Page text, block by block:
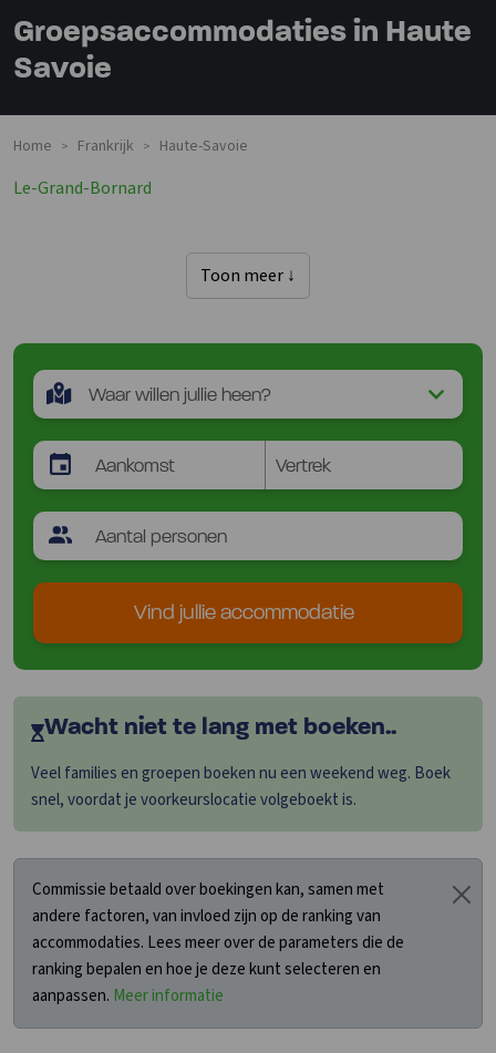
Groepsaccommodaties in Haute
Savoie
Home > Frankrijk > Haute-Savoie
Le-Grand-Bornard
Toon meer ↓
Vind jullie accommodatie
Wacht niet te lang met boeken..
Veel families en groepen boeken nu een weekend weg. Boek
snel, voordat je voorkeurslocatie volgeboekt is.
Commissie betaald over boekingen kan, samen met
andere factoren, van invloed zijn op de ranking van
accommodaties. Lees meer over de parameters die de
ranking bepalen en hoe je deze kunt selecteren en
aanpassen. Meer informatie